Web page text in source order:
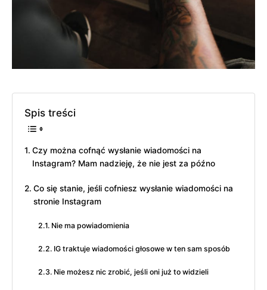
Spis treści
Czy można cofnąć wysłanie wiadomości na
Instagram? Mam nadzieję, że nie jest za późno
Co się stanie, jeśli cofniesz wysłanie wiadomości na
stronie Instagram
Nie ma powiadomienia
IG traktuje wiadomości głosowe w ten sam sposób
Nie możesz nic zrobić, jeśli oni już to widzieli